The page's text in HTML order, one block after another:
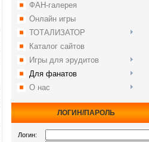
ФАН-галерея
Онлайн игры
ТОТАЛИЗАТОР
Каталог сайтов
Игры для эрудитов
Для фанатов
О нас
ЛОГИН/ПАРОЛЬ
Логин: